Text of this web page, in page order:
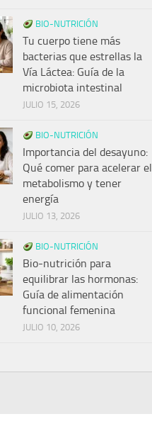
BIO-NUTRICIÓN
Tu cuerpo tiene más
bacterias que estrellas la
Vía Láctea: Guía de la
microbiota intestinal
JULIO 15, 2026
BIO-NUTRICIÓN
Importancia del desayuno:
Qué comer para acelerar el
metabolismo y tener
energía
JULIO 13, 2026
BIO-NUTRICIÓN
Bio-nutrición para
equilibrar las hormonas:
Guía de alimentación
funcional femenina
JULIO 10, 2026